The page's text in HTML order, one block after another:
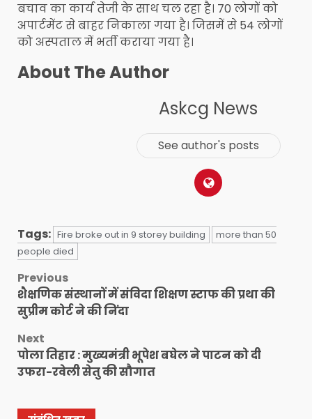
बचाव का कार्य तेजी के साथ चल रहा है। 70 लोगों को
अपार्टमेंट से बाहर निकाला गया है। जिसमें से 54 लोगों
को अस्पताल में भर्ती कराया गया है।
About The Author
Askcg News
See author's posts
Tags: Fire broke out in 9 storey building
more than 50
people died
Post
navigation
Previous
शैक्षणिक संस्थानों में संविदा शिक्षण स्टाफ की प्रथा की
सुप्रीम कोर्ट ने की निंदा
Next
पोला तिहार : मुख्यमंत्री भूपेश बघेल ने पाटन को दी
उफरा-रवेली सेतु की सौगात